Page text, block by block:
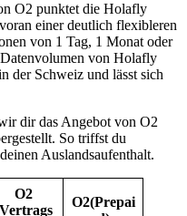
O2 punktet die Holafly
einer deutlich flexibleren
von 1 Tag, 1 Monat oder
von Holafly
der Schweiz und lässt sich
dir das Angebot von O2
So triffst du
Auslandsaufenthalt.
O2
O2(Prepai